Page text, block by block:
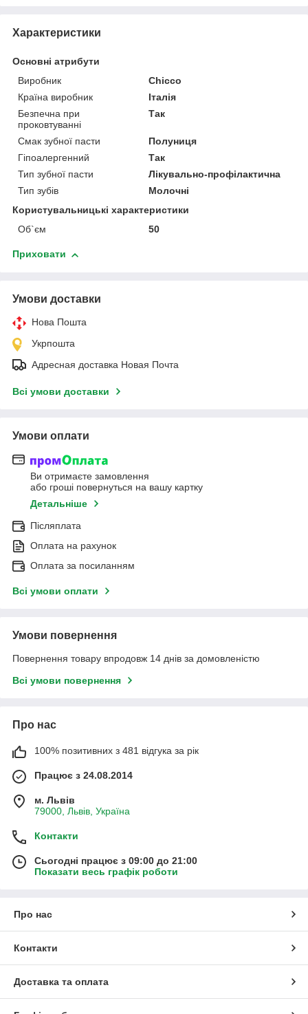
Характеристики
Основні атрибути
Виробник
Chicco
Країна виробник
Італія
Безпечна при
проковтуванні
Так
Смак зубної пасти
Полуниця
Гіпоалергенний
Так
Тип зубної пасти
Лікувально-профілактична
Тип зубів
Молочні
Користувальницькі характеристики
Об`єм
50
Приховати
Умови доставки
Нова Пошта
Укрпошта
Адресная доставка Новая Почта
Всі умови доставки
Умови оплати
Ви отримаєте замовлення
або гроші повернуться на вашу картку
Детальніше
Післяплата
Оплата на рахунок
Оплата за посиланням
Всі умови оплати
Умови повернення
Повернення товару впродовж 14 днів за домовленістю
Всі умови повернення
Про нас
100% позитивних з 481 відгука за рік
Працює з 24.08.2014
м. Львів
79000, Львів, Україна
Контакти
Сьогодні працює з 09:00 до 21:00
Показати весь графік роботи
Про нас
Контакти
Доставка та оплата